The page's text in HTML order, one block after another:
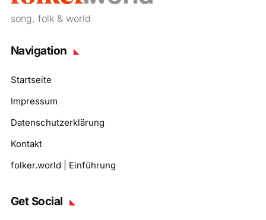
song, folk & world
Navigation
Startseite
Impressum
Datenschutzerklärung
Kontakt
folker.world | Einführung
Get Social